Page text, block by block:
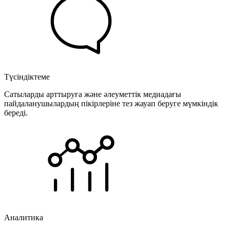
Түсіндіктеме
Сатыларды арттыруға және әлеуметтік медиадағы
пайдаланушылардың пікірлеріне тез жауап беруге мүмкіндік
береді.
Аналитика